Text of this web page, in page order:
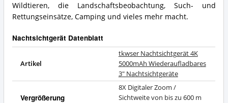
Wildtieren, die Landschaftsbeobachtung, Such- und
Rettungseinsätze, Camping und vieles mehr macht.
Nachtsichtgerät Datenblatt
Artikel
tkwser Nachtsichtgerät 4K
5000mAh Wiederaufladbares
3" Nachtsichtgeräte
Vergrößerung
8X Digitaler Zoom /
Sichtweite von bis zu 600 m